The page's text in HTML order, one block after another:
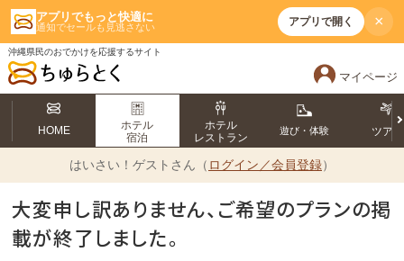
アプリでもっと快適に
通知でセールも見逃さない アプリで開く ×
沖縄県民のおでかけを応援するサイト
マイページ
HOME
ホテル
宿泊
ホテル
レストラン
遊び・体験 ツアー
はいさい！ ゲストさん（ ログイン／会員登録）
大変申し訳ありません、ご希望のプランの掲
載が終了しました。